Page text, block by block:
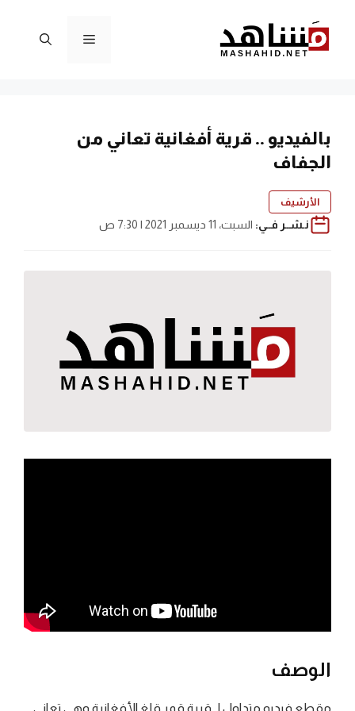
المحتوى
القائمة
بالفيديو .. قرية أفغانية تعاني من
الجفاف
الأرشيف
نـشــر فــي: السبت، 11 ديسمبر 2021 | 7:30 ص
الوصف
مقطع فيديو متداول لـ قرية قمر قلغ الأفغانية وهي تعاني